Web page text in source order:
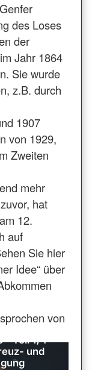
des Loses
der
Jahr 1864
Sie wurde
z.B. durch
1907
von 1929,
Zweiten
mehr
hat
12.
auf
Sie hier
Idee“ über
von
- Teil 1/4 -
und